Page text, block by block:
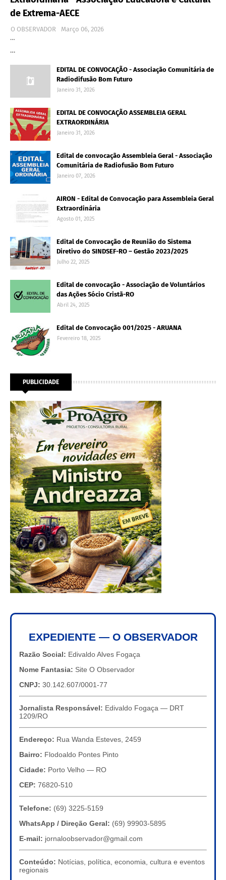
de Extrema-AECE
O OBSERVADOR
Março 06, 2026
…
…
EDITAL DE CONVOCAÇÃO - Associação Comunitária de
Radiodifusão Bom Futuro
Janeiro 31, 2026
EDITAL DE CONVOCAÇÃO ASSEMBLEIA GERAL
EXTRAORDINÁRIA
Janeiro 31, 2026
Edital de convocação Assembleia Geral - Associação
Comunitária de Radiofusão Bom Futuro
Janeiro 07, 2026
AIRON - Edital de Convocação para Assembleia Geral
Extraordinária
Agosto 01, 2025
Edital de Convocação de Reunião do Sistema
Diretivo do SINDSEF-RO – Gestão 2023/2025
Julho 22, 2025
Edital de convocação - Associação de Voluntários
das Ações Sócio Cristã-RO
Abril 24, 2025
Edital de Convocação 001/2025 - ARUANA
Fevereiro 18, 2025
PUBLICIDADE
EXPEDIENTE — O OBSERVADOR
Razão Social: Edivaldo Alves Fogaça
Nome Fantasia: Site O Observador
CNPJ: 30.142.607/0001-77
Jornalista Responsável: Edivaldo Fogaça — DRT
1209/RO
Endereço: Rua Wanda Esteves, 2459
Bairro: Flodoaldo Pontes Pinto
Cidade: Porto Velho — RO
CEP: 76820-510
Telefone: (69) 3225-5159
WhatsApp / Direção Geral: (69) 99903-5895
E-mail: jornaloobservador@gmail.com
Conteúdo: Notícias, política, economia, cultura e eventos
regionais